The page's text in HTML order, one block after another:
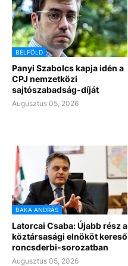
BELFÖLD
Panyi Szabolcs kapja idén a
CPJ nemzetközi
sajtószabadság-díját
Augusztus 05, 2026
BAKA ANDRÁS
Latorcai Csaba: Újabb rész a
köztársasági elnököt kereső
roncsderbi-sorozatban
Augusztus 05, 2026